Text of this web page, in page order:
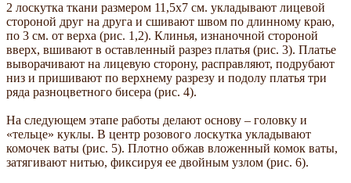
2 лоскутка ткани размером 11,5х7 см. укладывают лицевой
стороной друг на друга и сшивают швом по длинному краю,
по 3 см. от верха (рис. 1,2). Клинья, изнаночной стороной
вверх, вшивают в оставленный разрез платья (рис. 3). Платье
выворачивают на лицевую сторону, расправляют, подрубают
низ и пришивают по верхнему разрезу и подолу платья три
ряда разноцветного бисера (рис. 4).
На следующем этапе работы делают основу – головку и
«тельце» куклы. В центр розового лоскутка укладывают
комочек ваты (рис. 5). Плотно обжав вложенный комок ваты,
затягивают нитью, фиксируя ее двойным узлом (рис. 6).